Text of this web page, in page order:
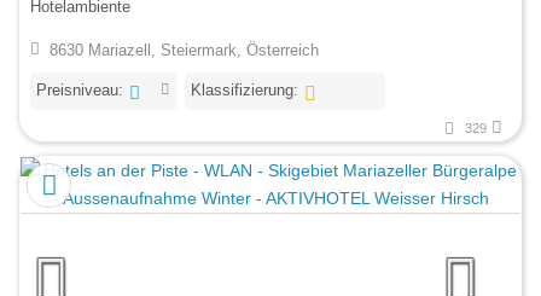
Hotelambiente
8630 Mariazell, Steiermark, Österreich
Preisniveau: Klassifizierung:
329